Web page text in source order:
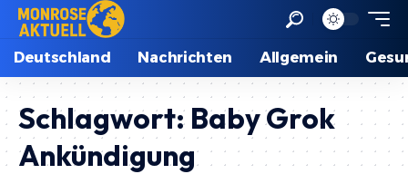
Deutschland Nachrichten Allgemein
Schlagwort: Baby Grok
Ankündigung